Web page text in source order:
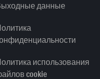
данные
использования
cookie